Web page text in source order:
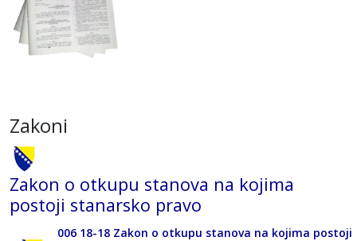
Zakoni
Zakon o otkupu stanova na kojima
postoji stanarsko pravo
006 18-18 Zakon o otkupu stanova na kojima postoji